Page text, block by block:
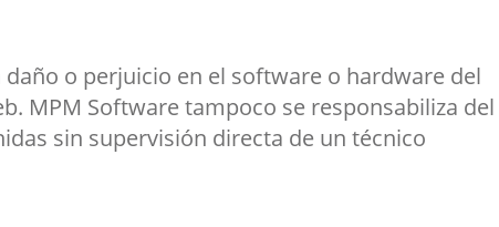
o perjuicio en el software o hardware del
MPM Software tampoco se responsabiliza del
sin supervisión directa de un técnico